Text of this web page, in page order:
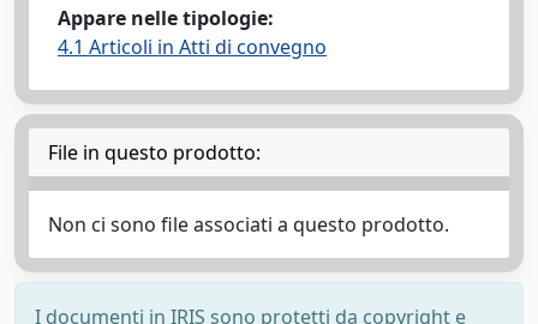
Appare nelle tipologie:
4.1 Articoli in Atti di convegno
File in questo prodotto:
Non ci sono file associati a questo prodotto.
I documenti in IRIS sono protetti da copyright e